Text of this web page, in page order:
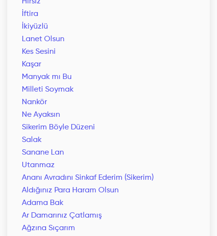
İftira
İkiyüzlü
Lanet Olsun
Kes Sesini
Kaşar
Manyak mı Bu
Milleti Soymak
Nankör
Ne Ayaksın
Sikerim Böyle Düzeni
Salak
Sanane Lan
Utanmaz
Ananı Avradını Sinkaf Ederim (Sikerim)
Aldığınız Para Haram Olsun
Adama Bak
Ar Damarınız Çatlamış
Ağzına Sıçarım